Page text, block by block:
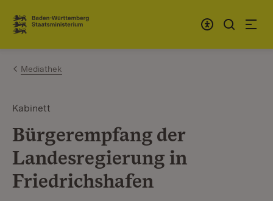
Zum Inhalt springen
Link zur Startseite
Mediathek
Kabinett
Bürgerempfang der
Landesregierung in
Friedrichshafen